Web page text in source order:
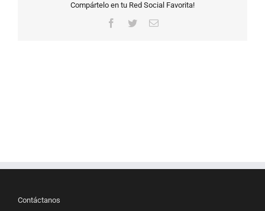
Compártelo en tu Red Social Favorita!
Facebook
TwitterCorreo
Contáctanos